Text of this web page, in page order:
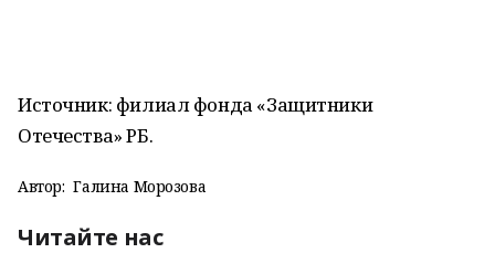
Источник: филиал фонда «Защитники
Отечества» РБ.
Автор: Галина Морозова
Читайте нас